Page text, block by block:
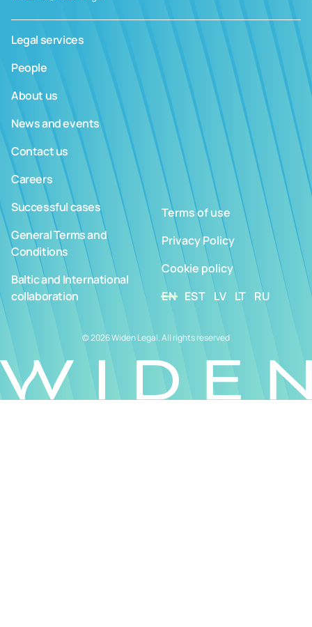
Legal services
People
About us
News and events
Contact us
Careers
Successful cases
General Terms and
Conditions
Baltic and International
collaboration
Terms of use
Privacy Policy
Cookie policy
EN EST LV LT RU
© 2026 Widen Legal. All rights reserved